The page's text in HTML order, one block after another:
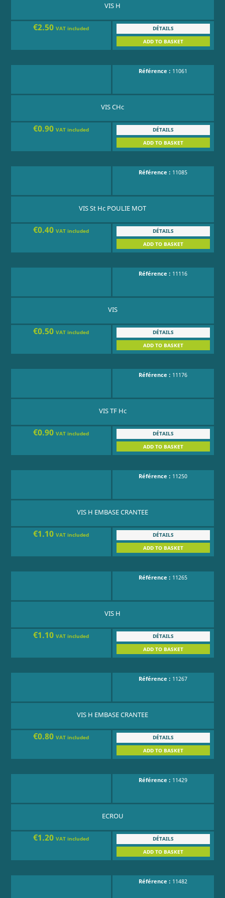
VIS H
€2.50VAT included
DÉTAILS
ADD TO BASKET
Référence : 11061
VIS CHc
€0.90VAT included
DÉTAILS
ADD TO BASKET
Référence : 11085
VIS St Hc POULIE MOT
€0.40VAT included
DÉTAILS
ADD TO BASKET
Référence : 11116
VIS
€0.50VAT included
DÉTAILS
ADD TO BASKET
Référence : 11176
VIS TF Hc
€0.90VAT included
DÉTAILS
ADD TO BASKET
Référence : 11250
VIS H EMBASE CRANTEE
€1.10VAT included
DÉTAILS
ADD TO BASKET
Référence : 11265
VIS H
€1.10VAT included
DÉTAILS
ADD TO BASKET
Référence : 11267
VIS H EMBASE CRANTEE
€0.80VAT included
DÉTAILS
ADD TO BASKET
Référence : 11429
ECROU
€1.20VAT included
DÉTAILS
ADD TO BASKET
Référence : 11482